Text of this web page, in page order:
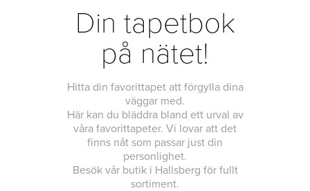
Din tapetbok
på nätet!
Hitta din favorittapet att förgylla dina
väggar med.
Här kan du bläddra bland ett urval av
våra favorittapeter. Vi lovar att det
finns nåt som passar just din
personlighet.
Besök vår butik i Hallsberg för fullt
sortiment.